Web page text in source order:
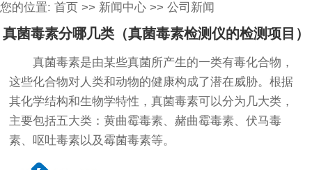
您的位置: 首页 >> 新闻中心 >> 公司新闻
真菌毒素分哪几类（真菌毒素检测仪的检测项目）
真菌毒素是由某些真菌所产生的一类有毒化合物，
这些化合物对人类和动物的健康构成了潜在威胁。根据
其化学结构和生物学特性，真菌毒素可以分为几大类，
主要包括五大类：黄曲霉毒素、赭曲霉毒素、伏马毒
素、呕吐毒素以及霉菌毒素等。